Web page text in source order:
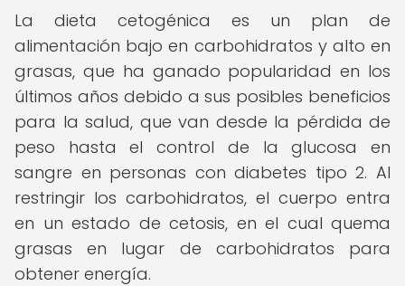
La dieta cetogénica es un plan de
alimentación bajo en carbohidratos y alto en
grasas, que ha ganado popularidad en los
últimos años debido a sus posibles beneficios
para la salud, que van desde la pérdida de
peso hasta el control de la glucosa en
sangre en personas con diabetes tipo 2. Al
restringir los carbohidratos, el cuerpo entra
en un estado de cetosis, en el cual quema
grasas en lugar de carbohidratos para
obtener energía.